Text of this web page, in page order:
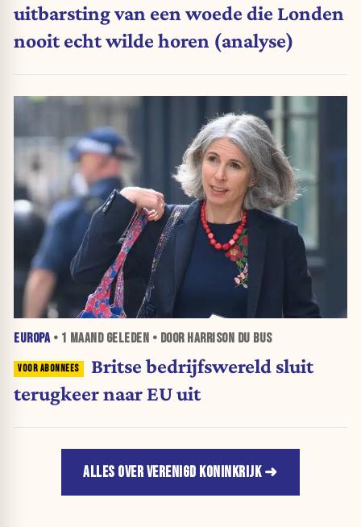
uitbarsting van een woede die Londen
nooit echt wilde horen (analyse)
EUROPA• 1 MAANDGELEDEN • DOOR HARRISON DU BUS
Britse bedrijfswereld sluit
terugkeer naar EU uit
ALLES OVER VERENIGD KONINKRIJK